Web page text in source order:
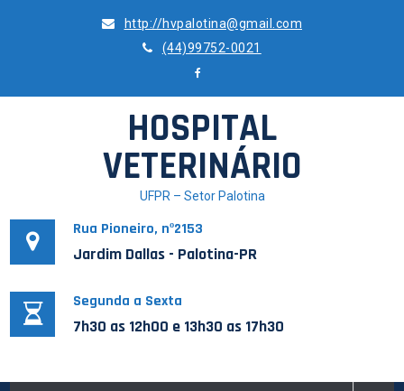
http://hvpalotina@gmail.com
(44)99752-0021
HOSPITAL
VETERINÁRIO
UFPR – Setor Palotina
Rua Pioneiro, nº2153
Jardim Dallas - Palotina-PR
Segunda a Sexta
7h30 as 12h00 e 13h30 as 17h30